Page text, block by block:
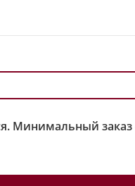
Минимальный заказ